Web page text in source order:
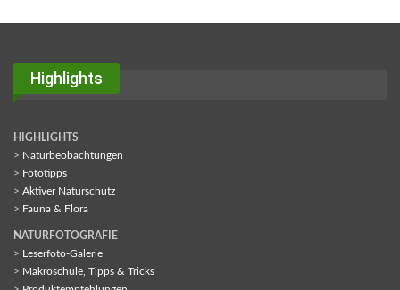
Highlights
HIGHLIGHTS
> Naturbeobachtungen
> Fototipps
> Aktiver Naturschutz
> Fauna & Flora
NATURFOTOGRAFIE
> Leserfoto-Galerie
> Makroschule, Tipps & Tricks